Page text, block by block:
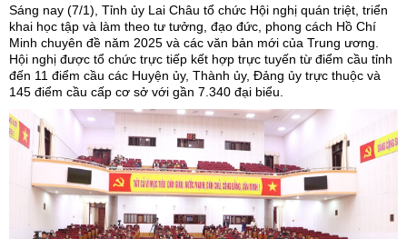
Sáng nay (7/1), Tỉnh ủy Lai Châu tổ chức Hội nghị quán triệt, triển
khai học tập và làm theo tư tưởng, đạo đức, phong cách Hồ Chí
Minh chuyên đề năm 2025 và các văn bản mới của Trung ương.
Hội nghị được tổ chức trực tiếp kết hợp trực tuyến từ điểm cầu tỉnh
đến 11 điểm cầu các Huyện ủy, Thành ủy, Đảng ủy trực thuộc và
145 điểm cầu cấp cơ sở với gần 7.340 đại biểu.